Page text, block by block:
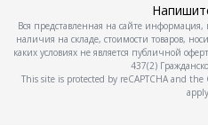
Вся представленная на сайте информация,
наличия на складе, стоимости товаров,
каких условиях не является публичной
437(2)
This site is protected by reCAPTCHA and the
apply.